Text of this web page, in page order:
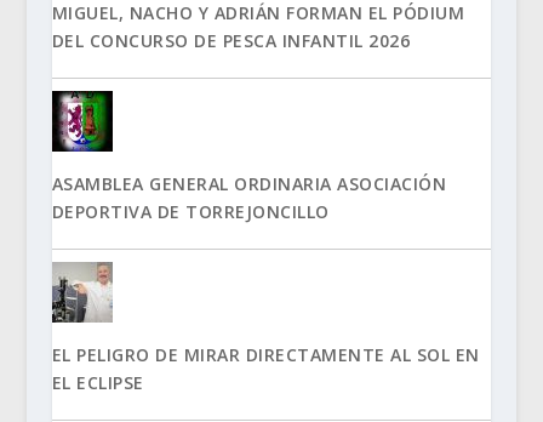
MIGUEL, NACHO Y ADRIÁN FORMAN EL PÓDIUM
DEL CONCURSO DE PESCA INFANTIL 2026
ASAMBLEA GENERAL ORDINARIA ASOCIACIÓN
DEPORTIVA DE TORREJONCILLO
EL PELIGRO DE MIRAR DIRECTAMENTE AL SOL EN
EL ECLIPSE